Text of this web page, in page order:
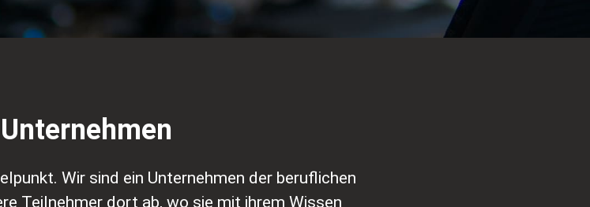
Wir sind ein Unternehmen der beruflichen
Teilnehmer dort ab, wo sie mit ihrem Wissen